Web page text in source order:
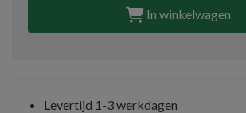
In winkelwagen
Levertijd 1-3 werkdagen